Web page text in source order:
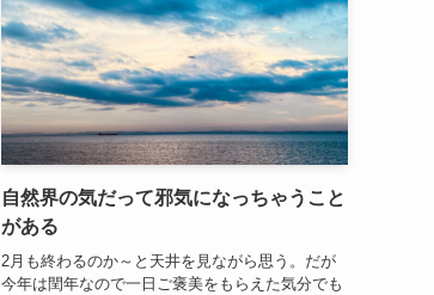
自然界の気だって邪気になっちゃうこと
がある
2月も終わるのか～と天井を見ながら思う。だが
今年は閏年なので一日ご褒美をもらえた気分でも